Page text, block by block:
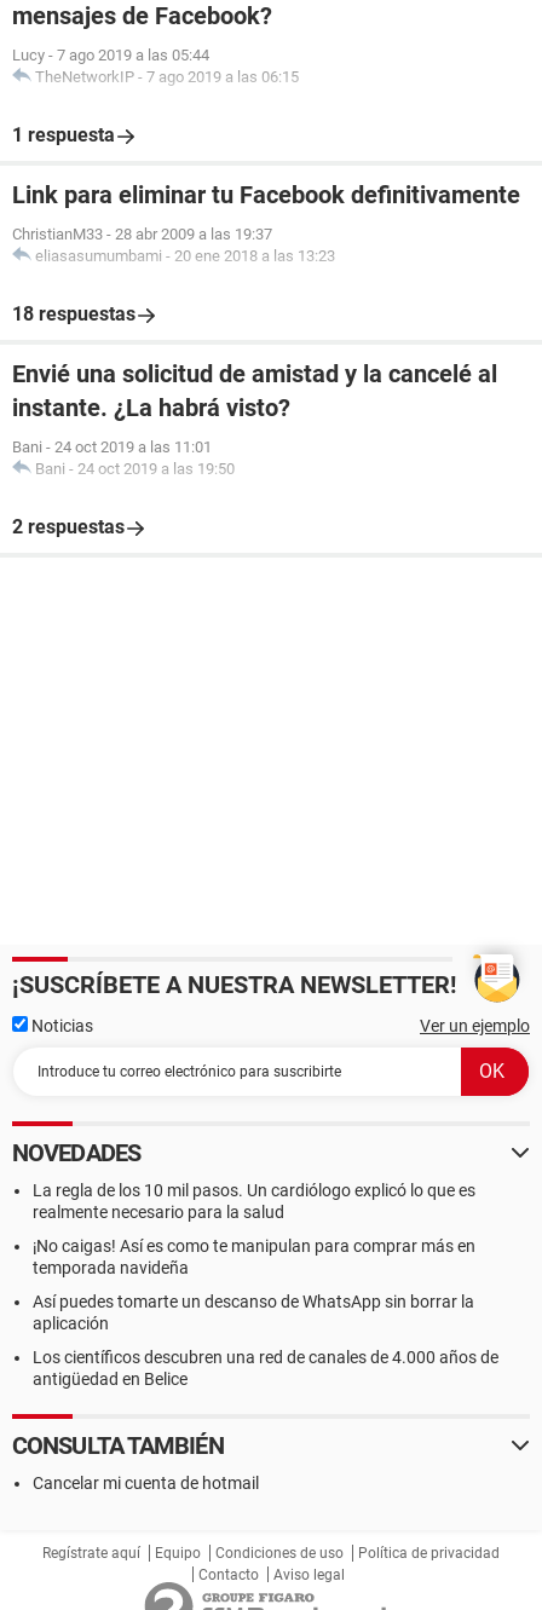
mensajes de Facebook?
Lucy - 7 ago 2019 a las 05:44
TheNetworkIP - 7 ago 2019 a las 06:15
1 respuesta
Link para eliminar tu Facebook definitivamente
ChristianM33 - 28 abr 2009 a las 19:37
eliasasumumbami - 20 ene 2018 a las 13:23
18 respuestas
Envié una solicitud de amistad y la cancelé al
instante. ¿La habrá visto?
Bani - 24 oct 2019 a las 11:01
Bani - 24 oct 2019 a las 19:50
2 respuestas
¡SUSCRÍBETE A NUESTRA NEWSLETTER!
Noticias Ver un ejemplo
NOVEDADES
La regla de los 10 mil pasos. Un cardiólogo explicó lo que es
realmente necesario para la salud
¡No caigas! Así es como te manipulan para comprar más en
temporada navideña
Así puedes tomarte un descanso de WhatsApp sin borrar la
aplicación
Los científicos descubren una red de canales de 4.000 años de
antigüedad en Belice
CONSULTA TAMBIÉN
Cancelar mi cuenta de hotmail
Regístrate aquí Equipo Condiciones de uso
Política de privacidad
Contacto
Aviso legal